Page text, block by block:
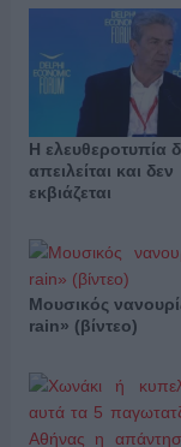
Η ελευθεροτυπία
απειλείται και δεν
εκβιάζεται
Μουσικός
rain» (βίντεο)